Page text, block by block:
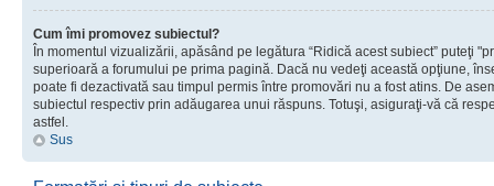
Cum îmi promovez subiectul?
În momentul vizualizării, apăsând pe legătura “Ridică acest subiect” puteţi
superioară a forumului pe prima pagină. Dacă nu vedeţi această opţiune,
poate fi dezactivată sau timpul permis între promovări nu a fost atins. De
subiectul respectiv prin adăugarea unui răspuns. Totuşi, asiguraţi-vă că
astfel.
Sus